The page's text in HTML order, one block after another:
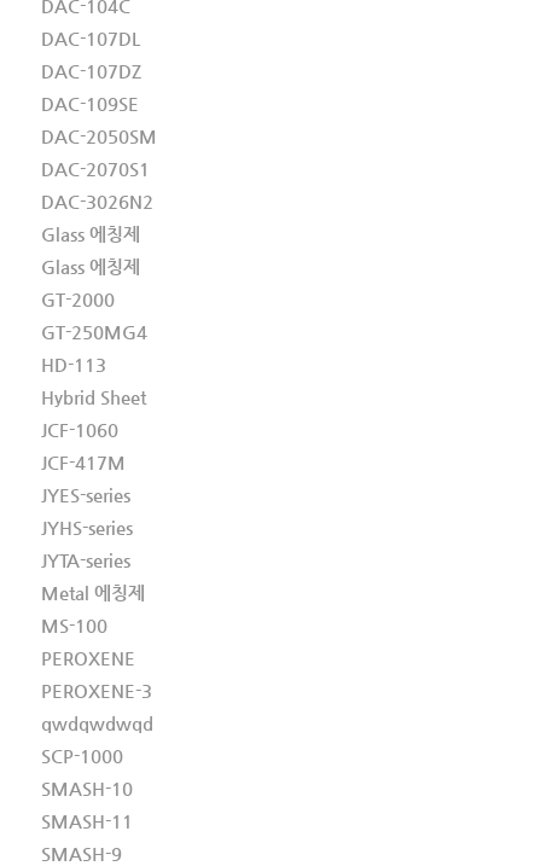
DAC-104C
DAC-107DL
DAC-107DZ
DAC-109SE
DAC-2050SM
DAC-2070S1
DAC-3026N2
Glass 에칭제
Glass 에칭제
GT-2000
GT-250MG4
HD-113
Hybrid Sheet
JCF-1060
JCF-417M
JYES-series
JYHS-series
JYTA-series
Metal 에칭제
MS-100
PEROXENE
PEROXENE-3
qwdqwdwqd
SCP-1000
SMASH-10
SMASH-11
SMASH-9